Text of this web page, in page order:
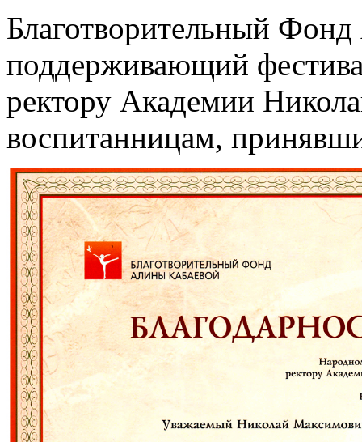
Благотворительный
поддерживающий
ректору Академии
воспитанницам,